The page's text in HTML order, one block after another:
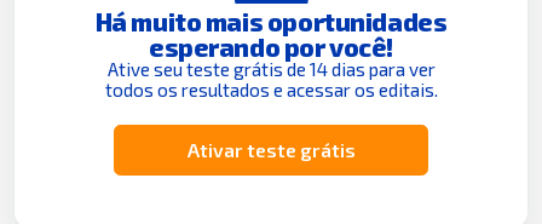
Há muito mais oportunidades
esperando por você!
Ative seu teste grátis de 14 dias para ver
todos os resultados e acessar os editais.
Ativar teste grátis